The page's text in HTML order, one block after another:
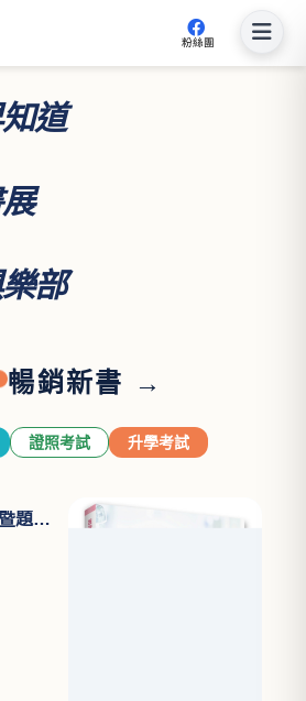
粉絲團
道
部
暢銷新書 →
證照考試 升學考試
題型